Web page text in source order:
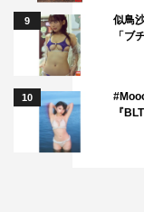
9
似鳥
「ブ
10
『